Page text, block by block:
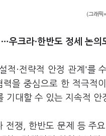
(그래픽
우크라·한반도 정세 논의
적·전략적 안정 관계'를
을 중심으로 한 적극적
기대할 수 있는 지속적 안
전쟁, 한반도 문제 등 주